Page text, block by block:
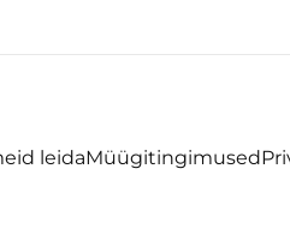
leidaMüügitingimused